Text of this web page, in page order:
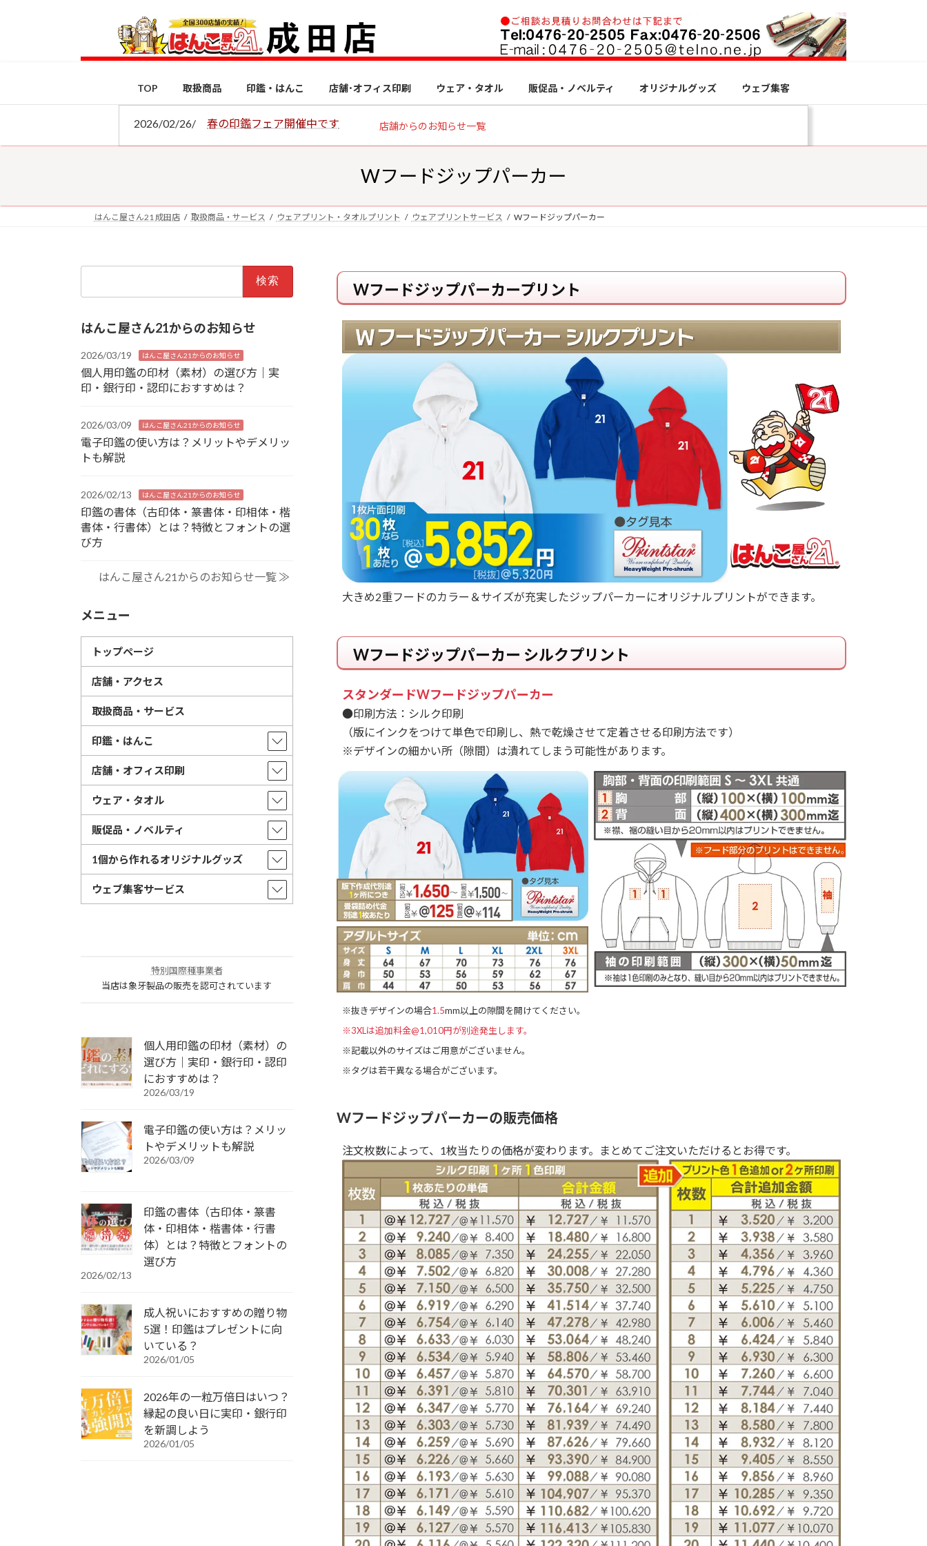
ス
ン
TOP 取扱商品 印鑑・はんこ 店舗･オフィス印刷 ウェア・タオル 販促品・ノベルティ オリジナルグッズ ウェブ集客
2026/02/26/ 春の印鑑フェア開催中です 店舗からのお知らせ一覧
Wフードジップパーカー
はんこ屋さん21 成田店 取扱商品・サービス ウェアプリント・タオルプリント ウェアプリントサービス Wフードジップパーカー
Wフードジップパーカープリント
大きめ2重フードのカラー＆サイズが充実したジップパーカーにオリジナルプリントができます。
Wフードジップパーカー シルクプリント
スタンダードWフードジップパーカー
●印刷方法：シルク印刷
（版にインクをつけて単色で印刷し、熱で乾燥させて定着させる印刷方法です）
※デザインの細かい所（隙間）は潰れてしまう可能性があります。
※抜きデザインの場合1.5mm以上の隙間を開けてください。
※3XLは追加料金@1,010円が別途発生します。
※記載以外のサイズはご用意がございません。
※タグは若干異なる場合がございます。
Wフードジップパーカーの販売価格
注文枚数によって、1枚当たりの価格が変わります。まとめてご注文いただけるとお得です。
はんこ屋さん21からのお知らせ
2026/03/19 はんこ屋さん21からのお知らせ
個人用印鑑の印材（素材）の選び方｜実
印・銀行印・認印におすすめは？
2026/03/09 はんこ屋さん21からのお知らせ
電子印鑑の使い方は？メリットやデメリッ
トも解説
2026/02/13 はんこ屋さん21からのお知らせ
印鑑の書体（古印体・篆書体・印相体・楷
書体・行書体）とは？特徴とフォントの選
び方
はんこ屋さん21からのお知らせ一覧 ≫
メニュー
トップページ
店舗・アクセス
取扱商品・サービス
印鑑・はんこ
店舗・オフィス印刷
ウェア・タオル
販促品・ノベルティ
1個から作れるオリジナルグッズ
ウェブ集客サービス
特別国際種事業者
当店は象牙製品の販売を認可されています
個人用印鑑の印材（素材）の
選び方｜実印・銀行印・認印
におすすめは？
2026/03/19
電子印鑑の使い方は？メリッ
トやデメリットも解説
2026/03/09
印鑑の書体（古印体・篆書
体・印相体・楷書体・行書
体）とは？特徴とフォントの
選び方
2026/02/13
成人祝いにおすすめの贈り物
5選！印鑑はプレゼントに向
いている？
2026/01/05
2026年の一粒万倍日はいつ？
縁起の良い日に実印・銀行印
を新調しよう
2026/01/05